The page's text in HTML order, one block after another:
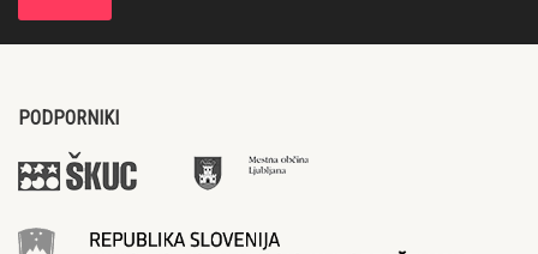
PODPORNIKI